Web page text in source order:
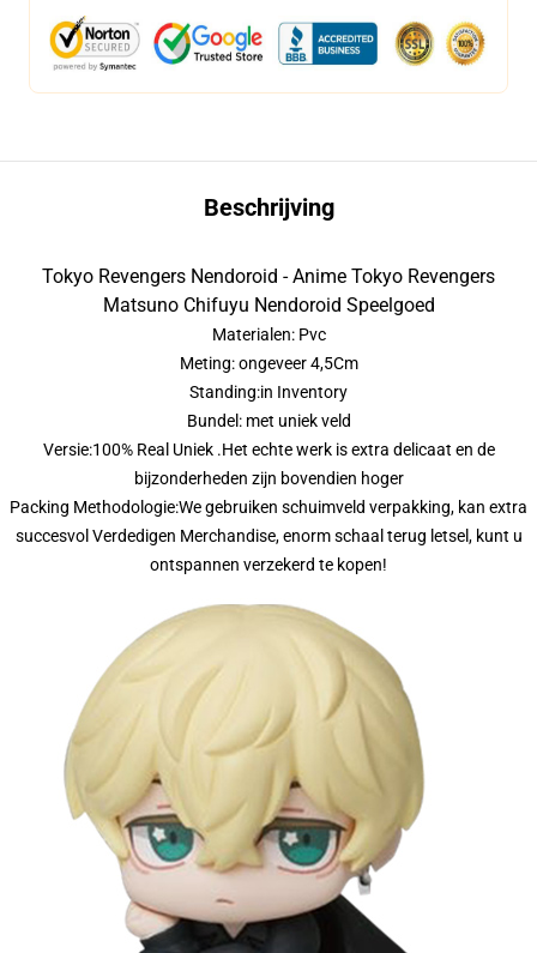
Beschrijving
Tokyo Revengers Nendoroid - Anime Tokyo Revengers
Matsuno Chifuyu Nendoroid Speelgoed
Materialen: Pvc
Meting: ongeveer 4,5Cm
Standing:in Inventory
Bundel: met uniek veld
Versie:100% Real Uniek .Het echte werk is extra delicaat en de
bijzonderheden zijn bovendien hoger
Packing Methodologie:We gebruiken schuimveld verpakking, kan extra
succesvol Verdedigen Merchandise, enorm schaal terug letsel, kunt u
ontspannen verzekerd te kopen!